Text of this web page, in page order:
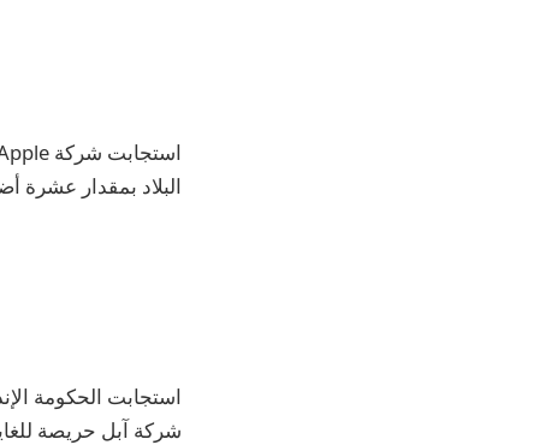
البلاد بمقدار عشرة
استجابت الحكومة
شركة آبل حريصة